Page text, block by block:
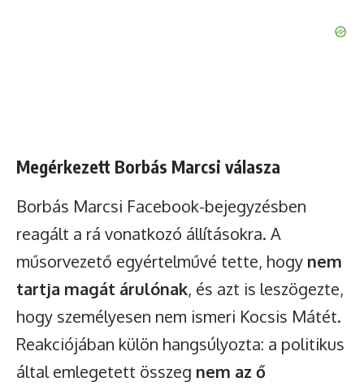
Megérkezett Borbás Marcsi válasza
Borbás Marcsi Facebook-bejegyzésben
reagált a rá vonatkozó állításokra. A
műsorvezető egyértelművé tette, hogy nem
tartja magát árulónak, és azt is leszögezte,
hogy személyesen nem ismeri Kocsis Mátét.
Reakciójában külön hangsúlyozta: a politikus
által emlegetett összeg nem az ő